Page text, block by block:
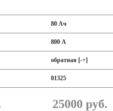
80 Ач
800 А
обратная [-+]
01325
25000 руб.